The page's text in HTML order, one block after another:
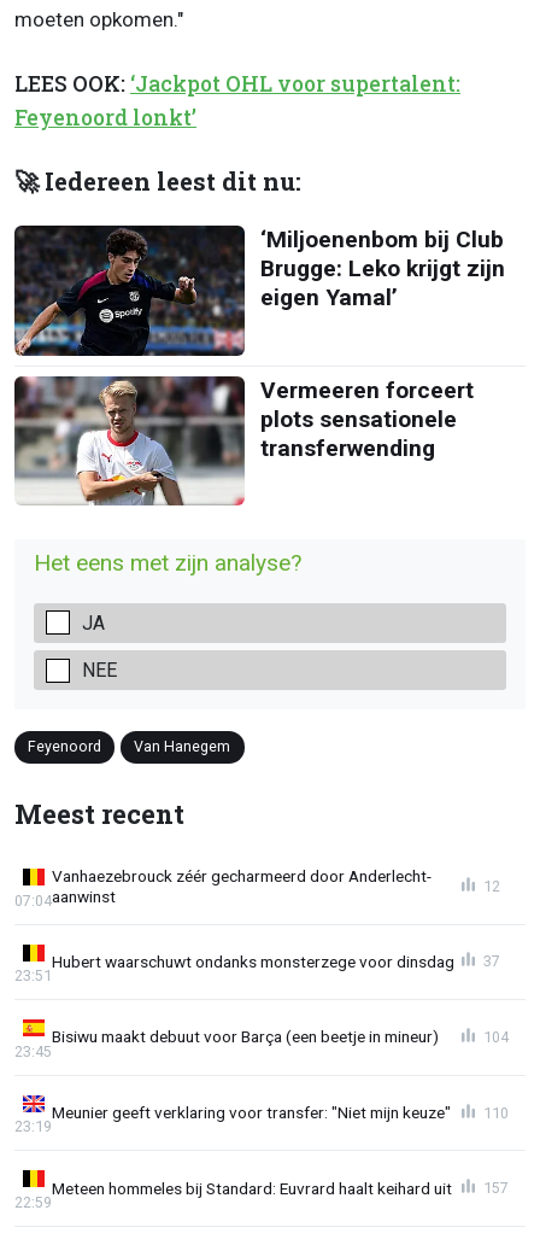
moeten opkomen."
LEES OOK: ‘Jackpot OHL voor supertalent:
Feyenoord lonkt’
🚀 Iedereen leest dit nu:
‘Miljoenenbom bij Club
Brugge: Leko krijgt zijn
eigen Yamal’
Vermeeren forceert
plots sensationele
transferwending
Het eens met zijn analyse?
JA
NEE
Feyenoord Van Hanegem
Meest recent
Vanhaezebrouck zéér gecharmeerd door Anderlecht-
aanwinst
07:04
12
Hubert waarschuwt ondanks monsterzege voor dinsdag
23:51
37
Bisiwu maakt debuut voor Barça (een beetje in mineur)
23:45
104
Meunier geeft verklaring voor transfer: "Niet mijn keuze"
23:19
110
Meteen hommeles bij Standard: Euvrard haalt keihard uit
22:59
157